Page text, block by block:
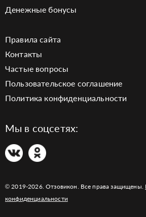
Денежные бонусы
Правила сайта
Контакты
Частые вопросы
Пользовательское соглашение
Политика конфиденциальности
Мы в соцсетях:
© 2019-2026. Отзовикон. Все права защищены.
конфиденциальности